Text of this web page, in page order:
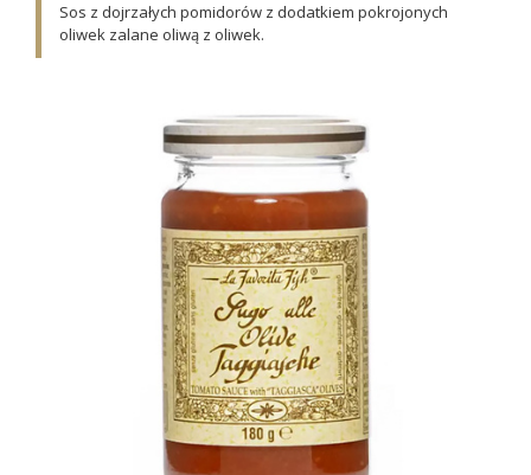
Sos z dojrzałych pomidorów z dodatkiem pokrojonych
oliwek zalane oliwą z oliwek.